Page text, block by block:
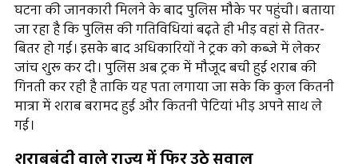
घटना की जानकारी मिलने के बाद पुलिस मौके पर पहुंची। बताया
जा रहा है कि पुलिस की गतिविधियां बढ़ते ही भीड़ वहां से तितर-
बितर हो गई। इसके बाद अधिकारियों ने ट्रक को कब्जे में लेकर
जांच शुरू कर दी। पुलिस अब ट्रक में मौजूद बची हुई शराब की
गिनती कर रही है ताकि यह पता लगाया जा सके कि कुल कितनी
मात्रा में शराब बरामद हुई और कितनी पेटियां भीड़ अपने साथ ले
गई।